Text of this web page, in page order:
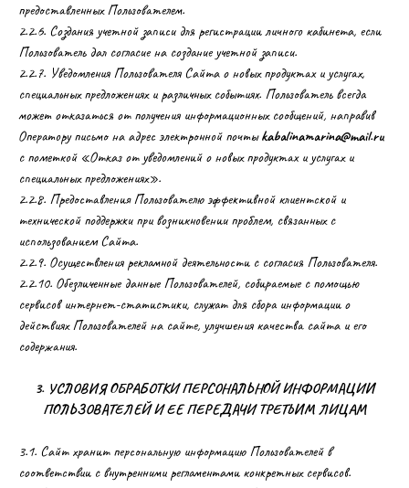
предоставленных Пользователем.
2.2.6. Создания учетной записи для регистрации личного кабинета, если
Пользователь дал согласие на создание учетной записи.
2.2.7. Уведомления Пользователя Сайта о новых продуктах и услугах,
специальных предложениях и различных событиях. Пользователь всегда
может отказаться от получения информационных сообщений, направив
Оператору письмо на адрес электронной почтыkabalinamarina@mail.ru
с пометкой «Отказ от уведомлений о новых продуктах и услугах и
специальных предложениях».
2.2.8. Предоставления Пользователю эффективной клиентской и
технической поддержки при возникновении проблем, связанных с
использованием Сайта.
2.2.9. Осуществления рекламной деятельности с согласия Пользователя.
2.2.10. Обезличенные данные Пользователей, собираемые с помощью
сервисов интернет-статистики, служат для сбора информации о
действиях Пользователей на сайте, улучшения качества сайта и его
содержания.
3. УСЛОВИЯ ОБРАБОТКИ ПЕРСОНАЛЬНОЙ ИНФОРМАЦИИ
ПОЛЬЗОВАТЕЛЕЙ И ЕЕ ПЕРЕДАЧИ ТРЕТЬИМ ЛИЦАМ
3.1. Сайт хранит персональную информацию Пользователей в
соответствии с внутренними регламентами конкретных сервисов.